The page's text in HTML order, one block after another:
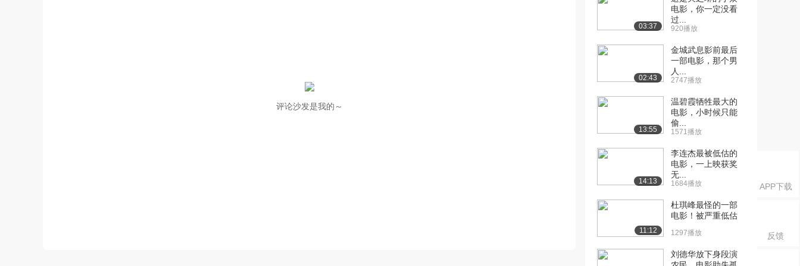
APP下载
反馈
评论沙发是我的～
03:37
电影，你一定没看
过...
920播放
02:43
金城武息影前最后
一部电影，那个男
人...
2747播放
13:55
温碧霞牺牲最大的
电影，小时候只能
偷...
1571播放
14:13
李连杰最被低估的
电影，一上映获奖
无...
1684播放
11:12
杜琪峰最怪的一部
电影！被严重低估
1297播放
刘德华放下身段演